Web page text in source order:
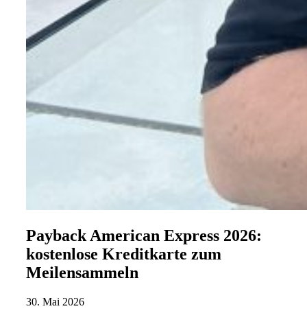
Payback American Express 2026:
kostenlose Kreditkarte zum
Meilensammeln
30. Mai 2026